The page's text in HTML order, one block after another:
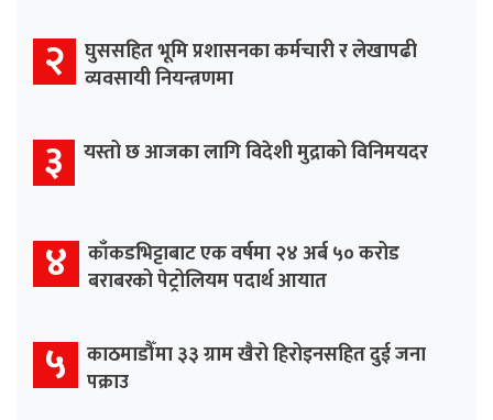
२ घुससहित भूमि प्रशासनका कर्मचारी र लेखापढी
व्यवसायी नियन्त्रणमा
३ यस्तो छ आजका लागि विदेशी मुद्राको विनिमयदर
४ काँकडभिट्टाबाट एक वर्षमा २४ अर्ब ५० करोड
बराबरको पेट्रोलियम पदार्थ आयात
५ काठमाडौँमा ३३ ग्राम खैरो हिरोइनसहित दुई जना
पक्राउ